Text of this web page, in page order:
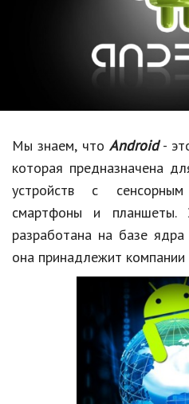
Авто, мото
Спорт
Знаменитости
Статьи
Обзоры
Красота и здоровье
Hi-Tech. Интернет
Авто, мото
Мы знаем, что Android-
которая предназначена
устройств с
смартфоны и планшеты.
разработана на базе ядра
она принадлежит компании